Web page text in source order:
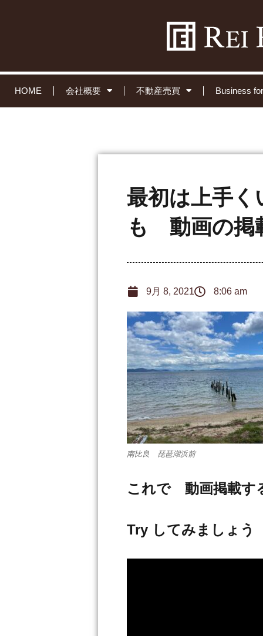
HOME 会社概要 不動産売買 Business
最初は上手
も 動画の掲
9月 8, 2021 8:06 am
南比良 琵琶湖浜前
これで 動画掲載す
Try してみましょう